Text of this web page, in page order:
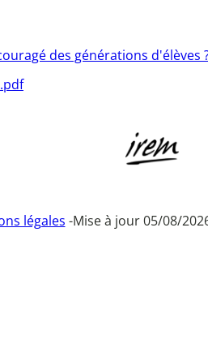
des générations d'élèves
légales -Mise à jour 05/08/